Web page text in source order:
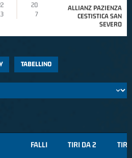
20
7
ALLIANZ PAZIENZA
CESTISTICA SAN
SEVERO
TABELLINO
FALLI TIRI DA 2 TIRI